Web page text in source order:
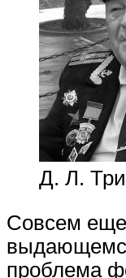
Д. Л.
Совсем еще
проблема